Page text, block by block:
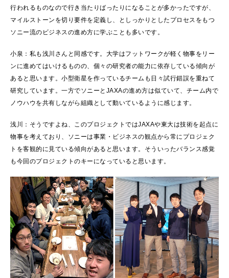
行われるものなので行き当たりばったりになることが多かったですが、
マイルストーンを切り要件を定義し、としっかりとしたプロセスをもつ
ソニー流のビジネスの進め方に学ぶことも多いです。
小泉：私も浅川さんと同感です。大学はフットワークが軽く物事をリー
ンに進めてはいけるものの、個々の研究者の能力に依存している傾向が
あると思います。小型衛星を作っているチームも日々試行錯誤を重ねて
研究しています。一方でソニーとJAXAの進め方は似ていて、チーム内で
ノウハウを共有しながら組織として動いているように感じます。
浅川：そうですよね、このプロジェクトではJAXAや東大は技術を起点に
物事を考えており、ソニーは事業・ビジネスの観点から常にプロジェク
トを客観的に見ている傾向があると思います。そういったバランス感覚
も今回のプロジェクトのキーになっていると思います。